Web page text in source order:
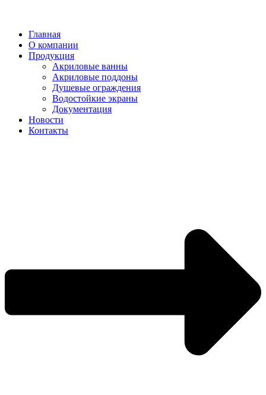
Главная
О компании
Продукция
Акриловые ванны
Акриловые поддоны
Душевые ограждения
Водостойкие экраны
Документация
Новости
Контакты